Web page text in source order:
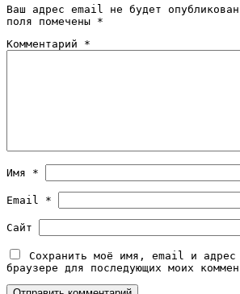
Ваш адрес email не будет
поля помечены *
Комментарий *
Имя *
Email *
Сайт
Сохранить моё имя, email и адрес
браузере для последующих моих